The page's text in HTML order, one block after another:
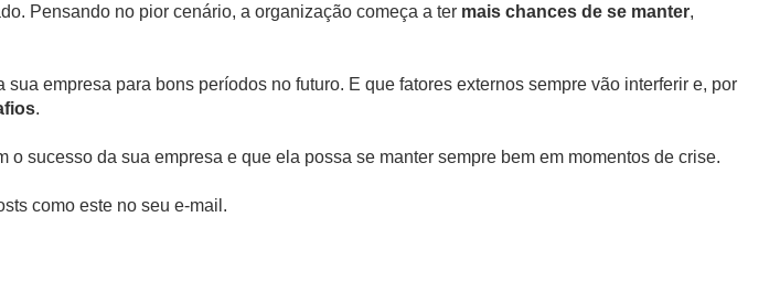
Pensando no pior cenário, a organização começa a ter mais chances de se manter,
empresa para bons períodos no futuro. E que fatores externos sempre vão interferir e, por
.
o sucesso da sua empresa e que ela possa se manter sempre bem em momentos de crise.
como este no seu e-mail.